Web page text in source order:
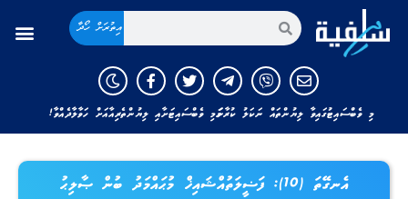
އިތުރަށް ހޯދާ
މި ވެބްސައިޓުގައިވާ ލިޔުންތައް ނަކަލު ކުރާނަމަ މި ވެބްސައިޓަށާއި ލިޔުންތެރިއާއަށް ހަވާލާދެއްވާ!
އެނގޭތަ (10): ފަޟީލަތުއްޝައިޚް މުޙައްމަދު ބުން ޞާލިޙު